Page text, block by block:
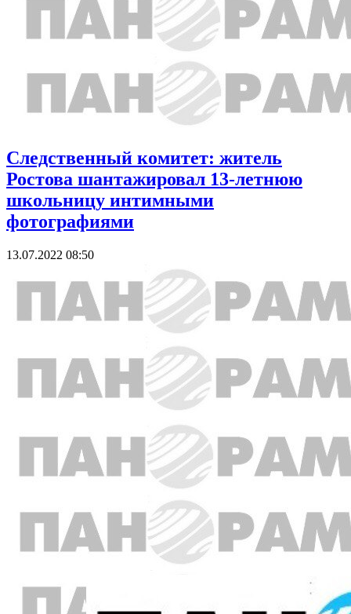
Следственный комитет: житель
Ростова шантажировал 13-летнюю
школьницу интимными
фотографиями
13.07.2022 08:50